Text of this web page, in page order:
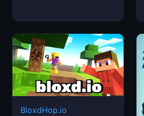
BloxdHop.io